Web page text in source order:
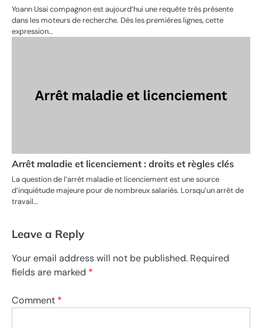
Yoann Usai compagnon est aujourd’hui une requête très présente
dans les moteurs de recherche. Dès les premières lignes, cette
expression…
Arrêt maladie et licenciement : droits et règles clés
La question de l’arrêt maladie et licenciement est une source
d’inquiétude majeure pour de nombreux salariés. Lorsqu’un arrêt de
travail…
Leave a Reply
Your email address will not be published. Required
fields are marked *
Comment *